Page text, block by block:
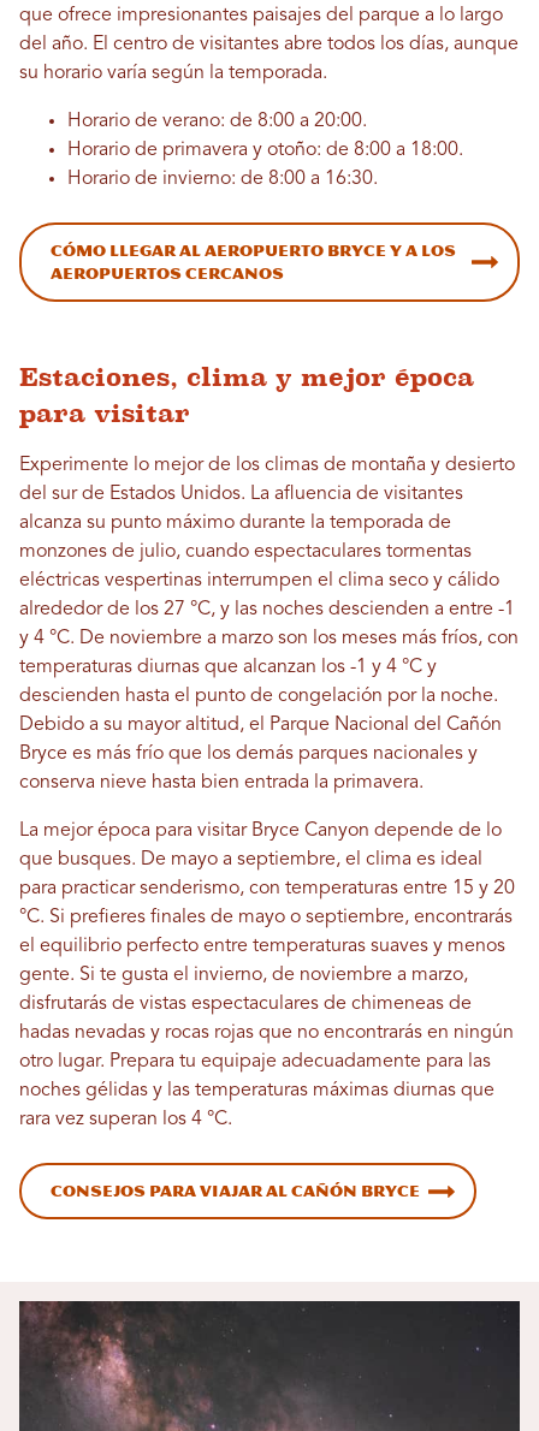
que ofrece impresionantes paisajes del parque a lo largo
del año. El centro de visitantes abre todos los días, aunque
su horario varía según la temporada.
Horario de verano: de 8:00 a 20:00.
Horario de primavera y otoño: de 8:00 a 18:00.
Horario de invierno: de 8:00 a 16:30.
Cómo llegar al aeropuerto Bryce y a los
aeropuertos cercanos
Estaciones, clima y mejor época
para visitar
Experimente lo mejor de los climas de montaña y desierto
del sur de Estados Unidos. La afluencia de visitantes
alcanza su punto máximo durante la temporada de
monzones de julio, cuando espectaculares tormentas
eléctricas vespertinas interrumpen el clima seco y cálido
alrededor de los 27 °C, y las noches descienden a entre -1
y 4 °C. De noviembre a marzo son los meses más fríos, con
temperaturas diurnas que alcanzan los -1 y 4 °C y
descienden hasta el punto de congelación por la noche.
Debido a su mayor altitud, el Parque Nacional del Cañón
Bryce es más frío que los demás parques nacionales y
conserva nieve hasta bien entrada la primavera.
La mejor época para visitar Bryce Canyon depende de lo
que busques. De mayo a septiembre, el clima es ideal
para practicar senderismo, con temperaturas entre 15 y 20
°C. Si prefieres finales de mayo o septiembre, encontrarás
el equilibrio perfecto entre temperaturas suaves y menos
gente. Si te gusta el invierno, de noviembre a marzo,
disfrutarás de vistas espectaculares de chimeneas de
hadas nevadas y rocas rojas que no encontrarás en ningún
otro lugar. Prepara tu equipaje adecuadamente para las
noches gélidas y las temperaturas máximas diurnas que
rara vez superan los 4 °C.
Consejos para viajar al Cañón Bryce